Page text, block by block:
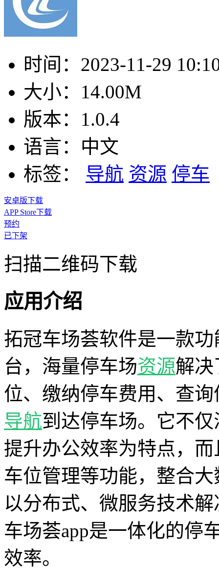
时间： 2023-11-29
大小： 14.00M
版本： 1.0.4
语言： 中文
标签：
导航 资源 停车
安卓版下载
APP Store下载
预约
已下架
扫描二维码下载
应用介绍
拓冠车场荟软件是一款
台，海量停车场资源解决
位、缴纳停车费用、查
导航到达停车场。它不
提升办公效率为特点，
车位管理等功能，整合
以分布式、微服务技术
车场荟app是一体化的停
效率。